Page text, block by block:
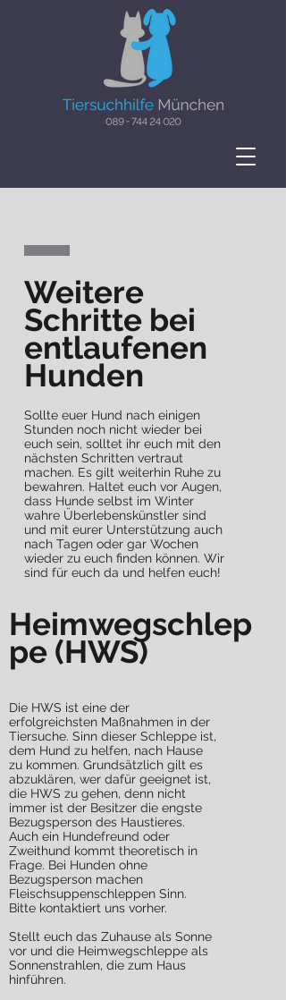
Weitere
Schritte bei
entlaufenen
Hunden
Sollte euer Hund nach einigen
Stunden noch nicht wieder bei
euch sein, solltet ihr euch mit den
nächsten Schritten vertraut
machen. Es gilt weiterhin Ruhe zu
bewahren. Haltet euch vor Augen,
dass Hunde selbst im Winter
wahre Überlebenskünstler sind
und mit eurer Unterstützung auch
nach Tagen oder gar Wochen
wieder zu euch finden können. Wir
sind für euch da und helfen euch!
Heimwegschlep
pe (HWS)
Die HWS ist eine der
erfolgreichsten Maßnahmen in der
Tiersuche. Sinn dieser Schleppe ist,
dem Hund zu helfen, nach Hause
zu kommen. Grundsätzlich gilt es
abzuklären, wer dafür geeignet ist,
die HWS zu gehen, denn nicht
immer ist der Besitzer die engste
Bezugsperson des Haustieres.
Auch ein Hundefreund oder
Zweithund kommt theoretisch in
Frage. Bei Hunden ohne
Bezugsperson machen
Fleischsuppenschleppen Sinn.
Bitte kontaktiert uns vorher.
Stellt euch das Zuhause als Sonne
vor und die Heimwegschleppe als
Sonnenstrahlen, die zum Haus
hinführen.